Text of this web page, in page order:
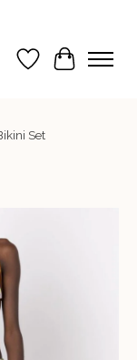
Lista de deseos
Cesta
Set